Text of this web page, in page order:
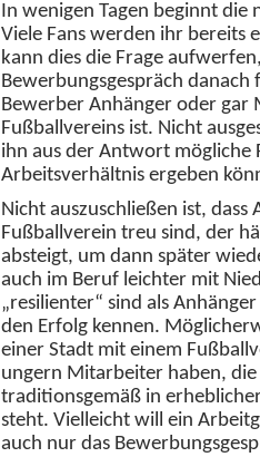
In wenigen Tagen beginnt die
Viele Fans werden ihr bereits
kann dies die Frage
Bewerbungsgespräch
Bewerber Anhänger oder gar
Fußballvereins ist. Nicht
ihn aus der Antwort mögliche
Arbeitsverhältnis ergeben
Nicht auszuschließen ist,
Fußballverein treu sind, der
absteigt, um dann später
auch im Beruf leichter mit
„resilienter“ sind als
den Erfolg kennen.
einer Stadt mit einem
ungern Mitarbeiter haben, die
traditionsgemäß in
steht. Vielleicht will ein
auch nur das